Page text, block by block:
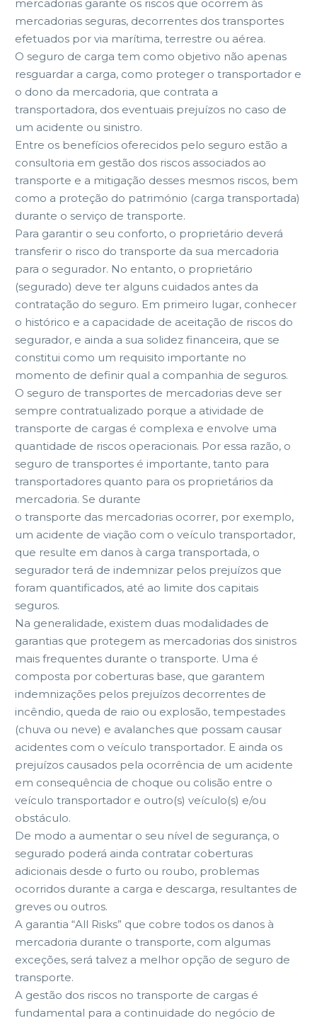
mercadorias garante os riscos que ocorrem às
mercadorias seguras, decorrentes dos transportes
efetuados por via marítima, terrestre ou aérea.
O seguro de carga tem como objetivo não apenas
resguardar a carga, como proteger o transportador e
o dono da mercadoria, que contrata a
transportadora, dos eventuais prejuízos no caso de
um acidente ou sinistro.
Entre os benefícios oferecidos pelo seguro estão a
consultoria em gestão dos riscos associados ao
transporte e a mitigação desses mesmos riscos, bem
como a proteção do património (carga transportada)
durante o serviço de transporte.
Para garantir o seu conforto, o proprietário deverá
transferir o risco do transporte da sua mercadoria
para o segurador. No entanto, o proprietário
(segurado) deve ter alguns cuidados antes da
contratação do seguro. Em primeiro lugar, conhecer
o histórico e a capacidade de aceitação de riscos do
segurador, e ainda a sua solidez financeira, que se
constitui como um requisito importante no
momento de definir qual a companhia de seguros.
O seguro de transportes de mercadorias deve ser
sempre contratualizado porque a atividade de
transporte de cargas é complexa e envolve uma
quantidade de riscos operacionais. Por essa razão, o
seguro de transportes é importante, tanto para
transportadores quanto para os proprietários da
mercadoria. Se durante
o transporte das mercadorias ocorrer, por exemplo,
um acidente de viação com o veículo transportador,
que resulte em danos à carga transportada, o
segurador terá de indemnizar pelos prejuízos que
foram quantificados, até ao limite dos capitais
seguros.
Na generalidade, existem duas modalidades de
garantias que protegem as mercadorias dos sinistros
mais frequentes durante o transporte. Uma é
composta por coberturas base, que garantem
indemnizações pelos prejuízos decorrentes de
incêndio, queda de raio ou explosão, tempestades
(chuva ou neve) e avalanches que possam causar
acidentes com o veículo transportador. E ainda os
prejuízos causados pela ocorrência de um acidente
em consequência de choque ou colisão entre o
veículo transportador e outro(s) veículo(s) e/ou
obstáculo.
De modo a aumentar o seu nível de segurança, o
segurado poderá ainda contratar coberturas
adicionais desde o furto ou roubo, problemas
ocorridos durante a carga e descarga, resultantes de
greves ou outros.
A garantia “All Risks” que cobre todos os danos à
mercadoria durante o transporte, com algumas
exceções, será talvez a melhor opção de seguro de
transporte.
A gestão dos riscos no transporte de cargas é
fundamental para a continuidade do negócio de